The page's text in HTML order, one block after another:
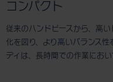
コンパクト
従来のハンドピースから、高
化を図り、より高いバランス
ディは、長時間での作業におい